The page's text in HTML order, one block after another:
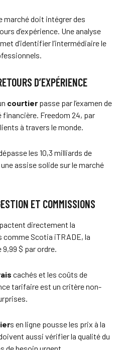
marché doit intégrer des
d’expérience. Une analyse
d’identifier l’intermédiaire le
D’EXPÉRIENCE
courtier passe par l’examen de
Freedom 24, par
à travers le monde.
les 10,3 milliards de
assise solide sur le marché
ET COMMISSIONS
directement la
comme Scotia iTRADE, la
$ par ordre.
cachés et les coûts de
tarifaire est un critère non-
s en ligne pousse les prix à la
aussi vérifier la qualité du